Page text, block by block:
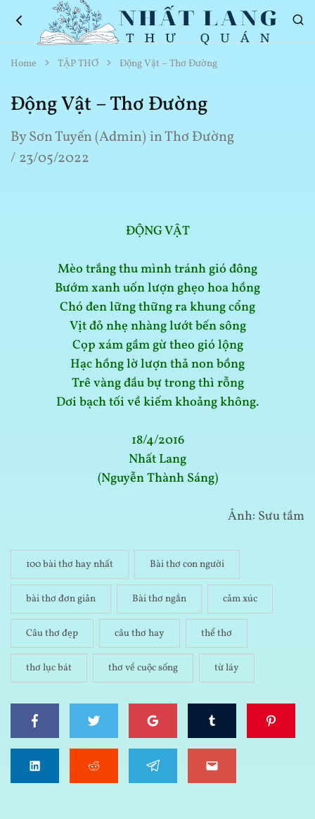
Nhất
Lang
Quán
Thơ
Hay
Cuộc
Sống
Home TẬP THƠ Động Vật – Thơ Đường
Động Vật – Thơ Đường
BySơn Tuyến (Admin) inThơ Đường
23/05/2022
ĐỘNG VẬT
Mèo trắng thu mình tránh gió đông
Bướm xanh uốn lượn ghẹo hoa hồng
Chó đen lững thững ra khung cổng
Vịt đỏ nhẹ nhàng lướt bến sông
Cọp xám gầm gừ theo gió lộng
Hạc hồng lờ lượn thả non bồng
Trê vàng đầu bự trong thì rỗng
Dơi bạch tối về kiếm khoảng không.
18/4/2016
Nhất Lang
(Nguyễn Thành Sáng)
Ảnh: Sưu tầm
100 bài thơ hay nhất Bài thơ con người
bài thơ đơn giản Bài thơ ngắn cảm xúc
Câu thơ đẹp câu thơ hay thể thơ
thơ lục bát thơ về cuộc sống từ láy